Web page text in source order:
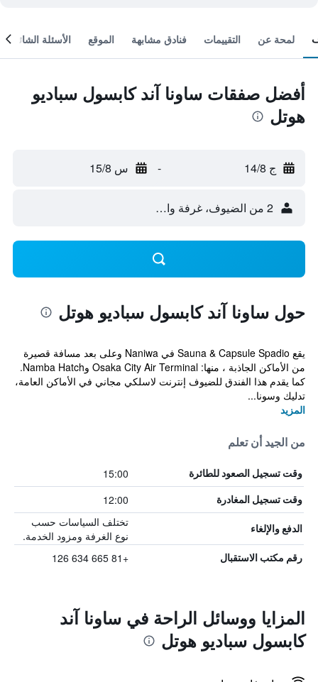
لمحة عن التقييمات فنادق مشابهة الموقع الأسئلة الشائعة
أفضل صفقات ساونا آند كابسول سباديو
هوتل
ج 14/8 - س 15/8
2 من الضيوف، غرفة واحدة
حول ساونا آند كابسول سباديو هوتل
يقع Sauna & Capsule Spadio في Naniwa وعلى بعد مسافة قصيرة
من الأماكن الجاذبة ، منها: Osaka City Air Terminal وNamba Hatch.
كما يقدم هذا الفندق للضيوف إنترنت لاسلكي مجاني في الأماكن العامة،
تدليك وسونا...
المزيد
من الجيد أن تعلم
وقت تسجيل الصعود للطائرة 15:00
وقت تسجيل المغادرة 12:00
الدفع والإلغاء
تختلف السياسات حسب
نوع الغرفة ومزود الخدمة.
رقم مكتب الاستقبال +81 665 634 126
المزايا ووسائل الراحة في ساونا آند
كابسول سباديو هوتل